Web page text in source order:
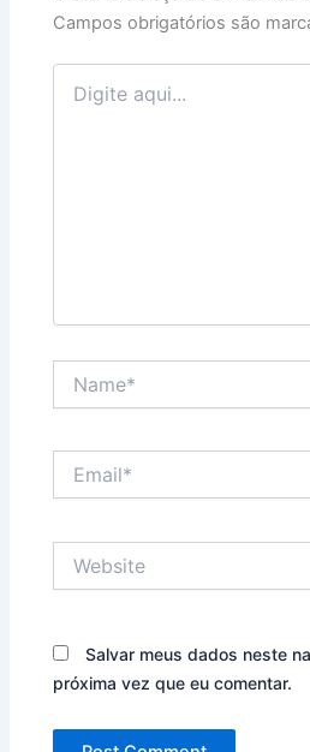
Campos obrigatórios são
Digite
aqui...
Salvar meus dados neste
próxima vez que eu comentar.